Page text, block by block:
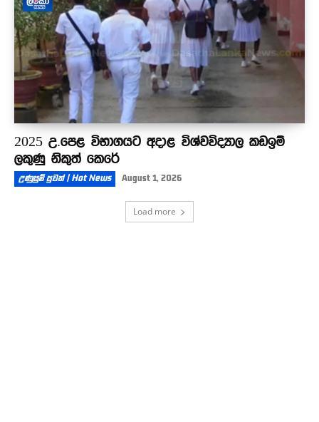
2025 උ.පෙළ විභාගයට අදාළ විශ්වවිද්‍යාල කඩඉම්
ලකුණු නිකුත් කෙරේ
උණුසුම් පුවත් | Hot News August 1, 2026
Load more